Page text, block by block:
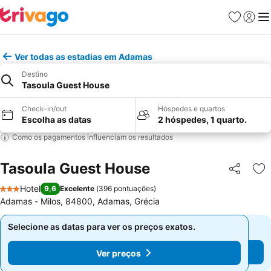
Favoritos
Iniciar
Ver todas as estadias em Adamas
Destino
Tasoula Guest House
Check-in/out
Escolha as datas
Hóspedes e quartos
2 hóspedes, 1 quarto.
Como os pagamentos influenciam os resultados
Tasoula Guest House Partilhar
3 Estrelas
Hotel 9,6 Excelente (396 pontuações)
Adamas - Milos, 84800, Adamas, Grécia
Selecione as datas para ver os preços exatos.
Ver preços
Selecione as datas para ver os preços exatos.
Ver preços